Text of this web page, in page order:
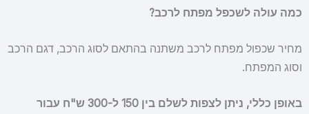
כמה עולה לשכפל מפתח לרכב?
מחיר שכפול מפתח לרכב משתנה בהתאם לסוג הרכב, דגם הרכב
וסוג המפתח.
באופן כללי, ניתן לצפות לשלם בין 150 ל-300 ש"ח עבור